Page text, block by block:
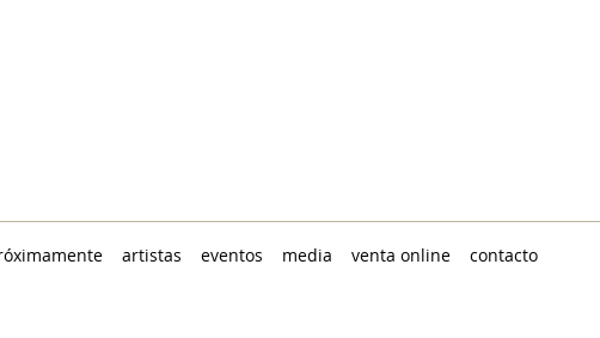
artistas eventos media venta online contacto